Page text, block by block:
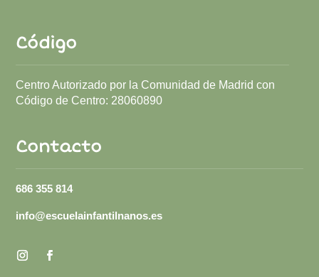
Código
Centro Autorizado por la Comunidad de Madrid con
Código de Centro: 28060890
Contacto
686 355 814
info@escuelainfantilnanos.es